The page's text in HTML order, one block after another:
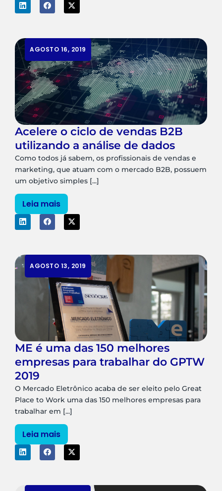
AGOSTO 16, 2019
Acelere o ciclo de vendas B2B
utilizando a análise de dados
Como todos já sabem, os profissionais de vendas e
marketing, que atuam com o mercado B2B, possuem
um objetivo simples [...]
Leia mais
AGOSTO 13, 2019
ME é uma das 150 melhores
empresas para trabalhar do GPTW
2019
O Mercado Eletrônico acaba de ser eleito pelo Great
Place to Work uma das 150 melhores empresas para
trabalhar em [...]
Leia mais